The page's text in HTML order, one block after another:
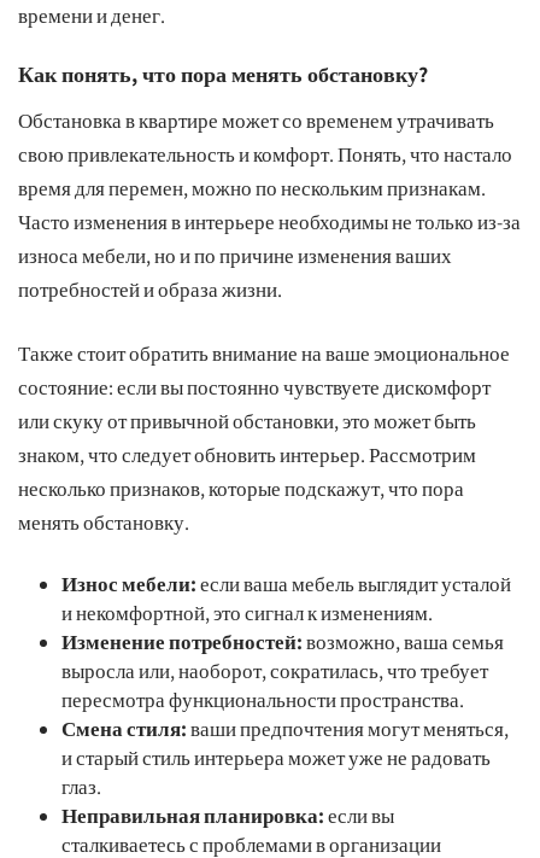
времени и денег.
Как понять, что пора менять обстановку?
Обстановка в квартире может со временем утрачивать
свою привлекательность и комфорт. Понять, что настало
время для перемен, можно по нескольким признакам.
Часто изменения в интерьере необходимы не только из-за
износа мебели, но и по причине изменения ваших
потребностей и образа жизни.
Также стоит обратить внимание на ваше эмоциональное
состояние: если вы постоянно чувствуете дискомфорт
или скуку от привычной обстановки, это может быть
знаком, что следует обновить интерьер. Рассмотрим
несколько признаков, которые подскажут, что пора
менять обстановку.
Износ мебели:если ваша мебель выглядит усталой
и некомфортной, это сигнал к изменениям.
Изменение потребностей:возможно, ваша семья
выросла или, наоборот, сократилась, что требует
пересмотра функциональности пространства.
Смена стиля:ваши предпочтения могут меняться,
и старый стиль интерьера может уже не радовать
глаз.
Неправильная планировка:если вы
сталкиваетесь с проблемами в организации